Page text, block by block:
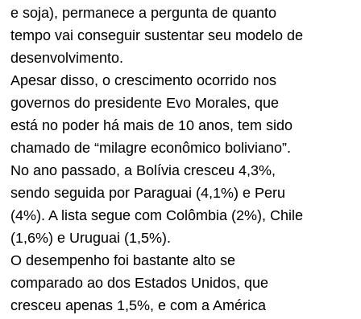
e soja), permanece a pergunta de quanto
tempo vai conseguir sustentar seu modelo de
desenvolvimento.
Apesar disso, o crescimento ocorrido nos
governos do presidente Evo Morales, que
está no poder há mais de 10 anos, tem sido
chamado de “milagre econômico boliviano”.
No ano passado, a Bolívia cresceu 4,3%,
sendo seguida por Paraguai (4,1%) e Peru
(4%). A lista segue com Colômbia (2%), Chile
(1,6%) e Uruguai (1,5%).
O desempenho foi bastante alto se
comparado ao dos Estados Unidos, que
cresceu apenas 1,5%, e com a América